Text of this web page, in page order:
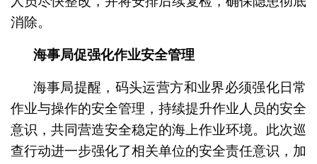
消除。
海事局促强化作业安全管理
海事局提醒，码头运营方和业界必须强化日常
作业与操作的安全管理，持续提升作业人员的安全
意识，共同营造安全稳定的海上作业环境。此次巡
查行动进一步强化了相关单位的安全责任意识，加